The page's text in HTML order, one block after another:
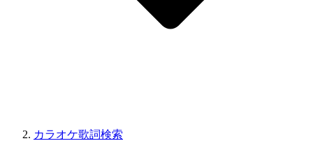
カラオケ歌詞検索